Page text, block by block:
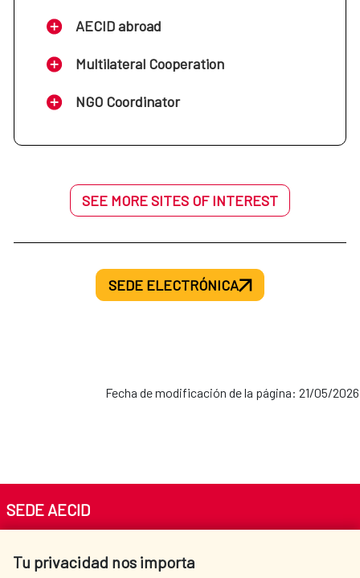
AECID abroad
Multilateral Cooperation
NGO Coordinator
SEE MORE SITES OF INTEREST
SEDE ELECTRÓNICA
Fecha de modificación de la página: 21/05/2026
Tu privacidad nos importa
SEDE AECID
Tel. +34 900 20 30 54​​​​​​​